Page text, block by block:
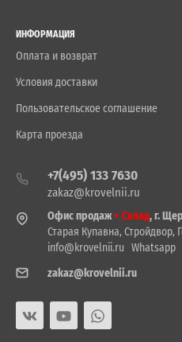
ИНФОРМАЦИЯ
Оплата и возврат
Условия доставки
Пользовательское соглашение
Карта проезда
+7(495) 133 7630
zakaz@krovelnii.ru
Офис продаж+ Склад, г.
Старая Купавна, Стройдвор,
info@krovelnii.ru Whatsapp
zakaz@krovelnii.ru